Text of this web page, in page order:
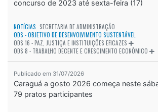
concurso de 2023 até sexta-feira (17)
NOTÍCIAS SECRETARIA DE ADMINISTRAÇÃO
ODS - OBJETIVO DE DESENVOLVIMENTO SUSTENTÁVEL
ODS 16 - PAZ, JUSTIÇA E INSTITUIÇÕES EFICAZES
ODS 8 - TRABALHO DECENTE E CRESCIMENTO ECONÔMICO
Publicado em 31/07/2026
Caraguá a gosto 2026 começa neste
79 pratos participantes